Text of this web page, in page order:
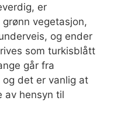
er
vegetasjon,
og ender
som turkisblått
går fra
det er vanlig at
av hensyn til